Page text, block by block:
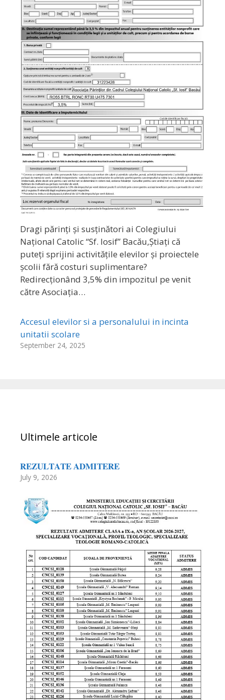
Dragi părinți și susținători ai Colegiului
Național Catolic “Sf. Iosif” Bacău,Știați că
puteți sprijini activitățile elevilor și proiectele
școlii fără costuri suplimentare?
Redirecționând 3,5% din impozitul pe venit
către Asociația…
Accesul elevilor si a personalului in incinta
unitatii scolare
September 24, 2025
Ultimele articole
𝐑𝐄𝐙𝐔𝐋𝐓𝐀𝐓𝐄 𝐀𝐃𝐌𝐈𝐓𝐄𝐑𝐄
July 9, 2026